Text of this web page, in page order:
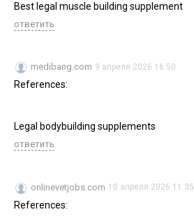
Best legal muscle building supplement
ответить
medibang.com 9 апреля 2026 16:50
References:
Legal bodybuilding supplements
ответить
onlinevetjobs.com 10 апреля 2026 11:35
References: